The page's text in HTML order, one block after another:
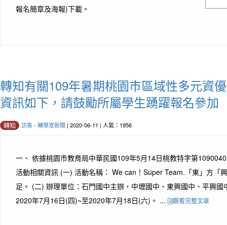
報名簡章及海報)下載。
轉知有關109年暑期桃園巿區域性多元資
資訊如下，請鼓勵所屬學生踴躍報名參加
轉知 訪客- 輔導室新聞 | 2020-06-11 | 人氣：1956
一、 依據桃園巿教育局中華民國109年5月14日桃教特字第
活動相關資訊 (一) 活動名稱： We can！Super Team.「東」方「
足。 (二) 辦理單位：石門國中主辦，中壢國中、東興國中、平興
2020年7月16日(四)~至2020年7月18日(六)。 ...
觀看完整文章